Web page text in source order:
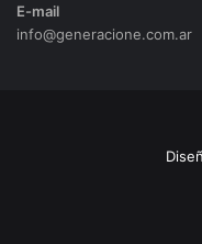
E-mail
info@generacione.com.ar